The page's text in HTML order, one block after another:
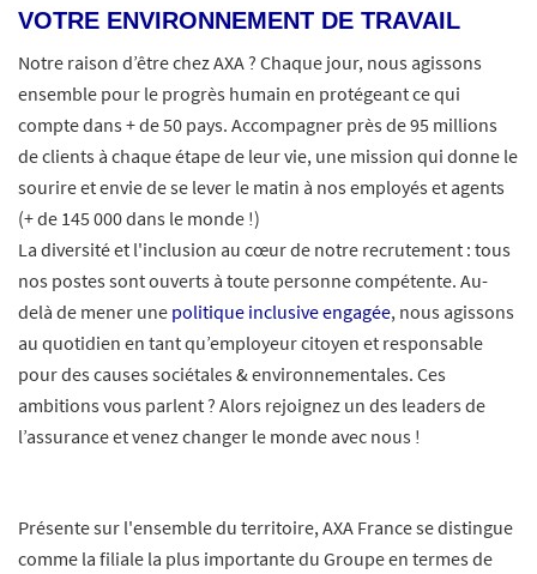
VOTRE ENVIRONNEMENT DE TRAVAIL
Notre raison d’être chez AXA ? Chaque jour, nous agissons
ensemble pour le progrès humain en protégeant ce qui
compte dans + de 50 pays. Accompagner près de 95 millions
de clients à chaque étape de leur vie, une mission qui donne le
sourire et envie de se lever le matin à nos employés et agents
(+ de 145 000 dans le monde !)
La diversité et l'inclusion au cœur de notre recrutement : tous
nos postes sont ouverts à toute personne compétente. Au-
delà de mener une politique inclusive engagée, nous agissons
au quotidien en tant qu’employeur citoyen et responsable
pour des causes sociétales & environnementales. Ces
ambitions vous parlent ? Alors rejoignez un des leaders de
l’assurance et venez changer le monde avec nous !
Présente sur l'ensemble du territoire, AXA France se distingue
comme la filiale la plus importante du Groupe en termes de